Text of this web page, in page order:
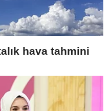
hava tahmini